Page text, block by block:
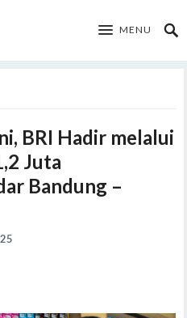
MENU
BRI Hadir melalui
Juta
Bandung –